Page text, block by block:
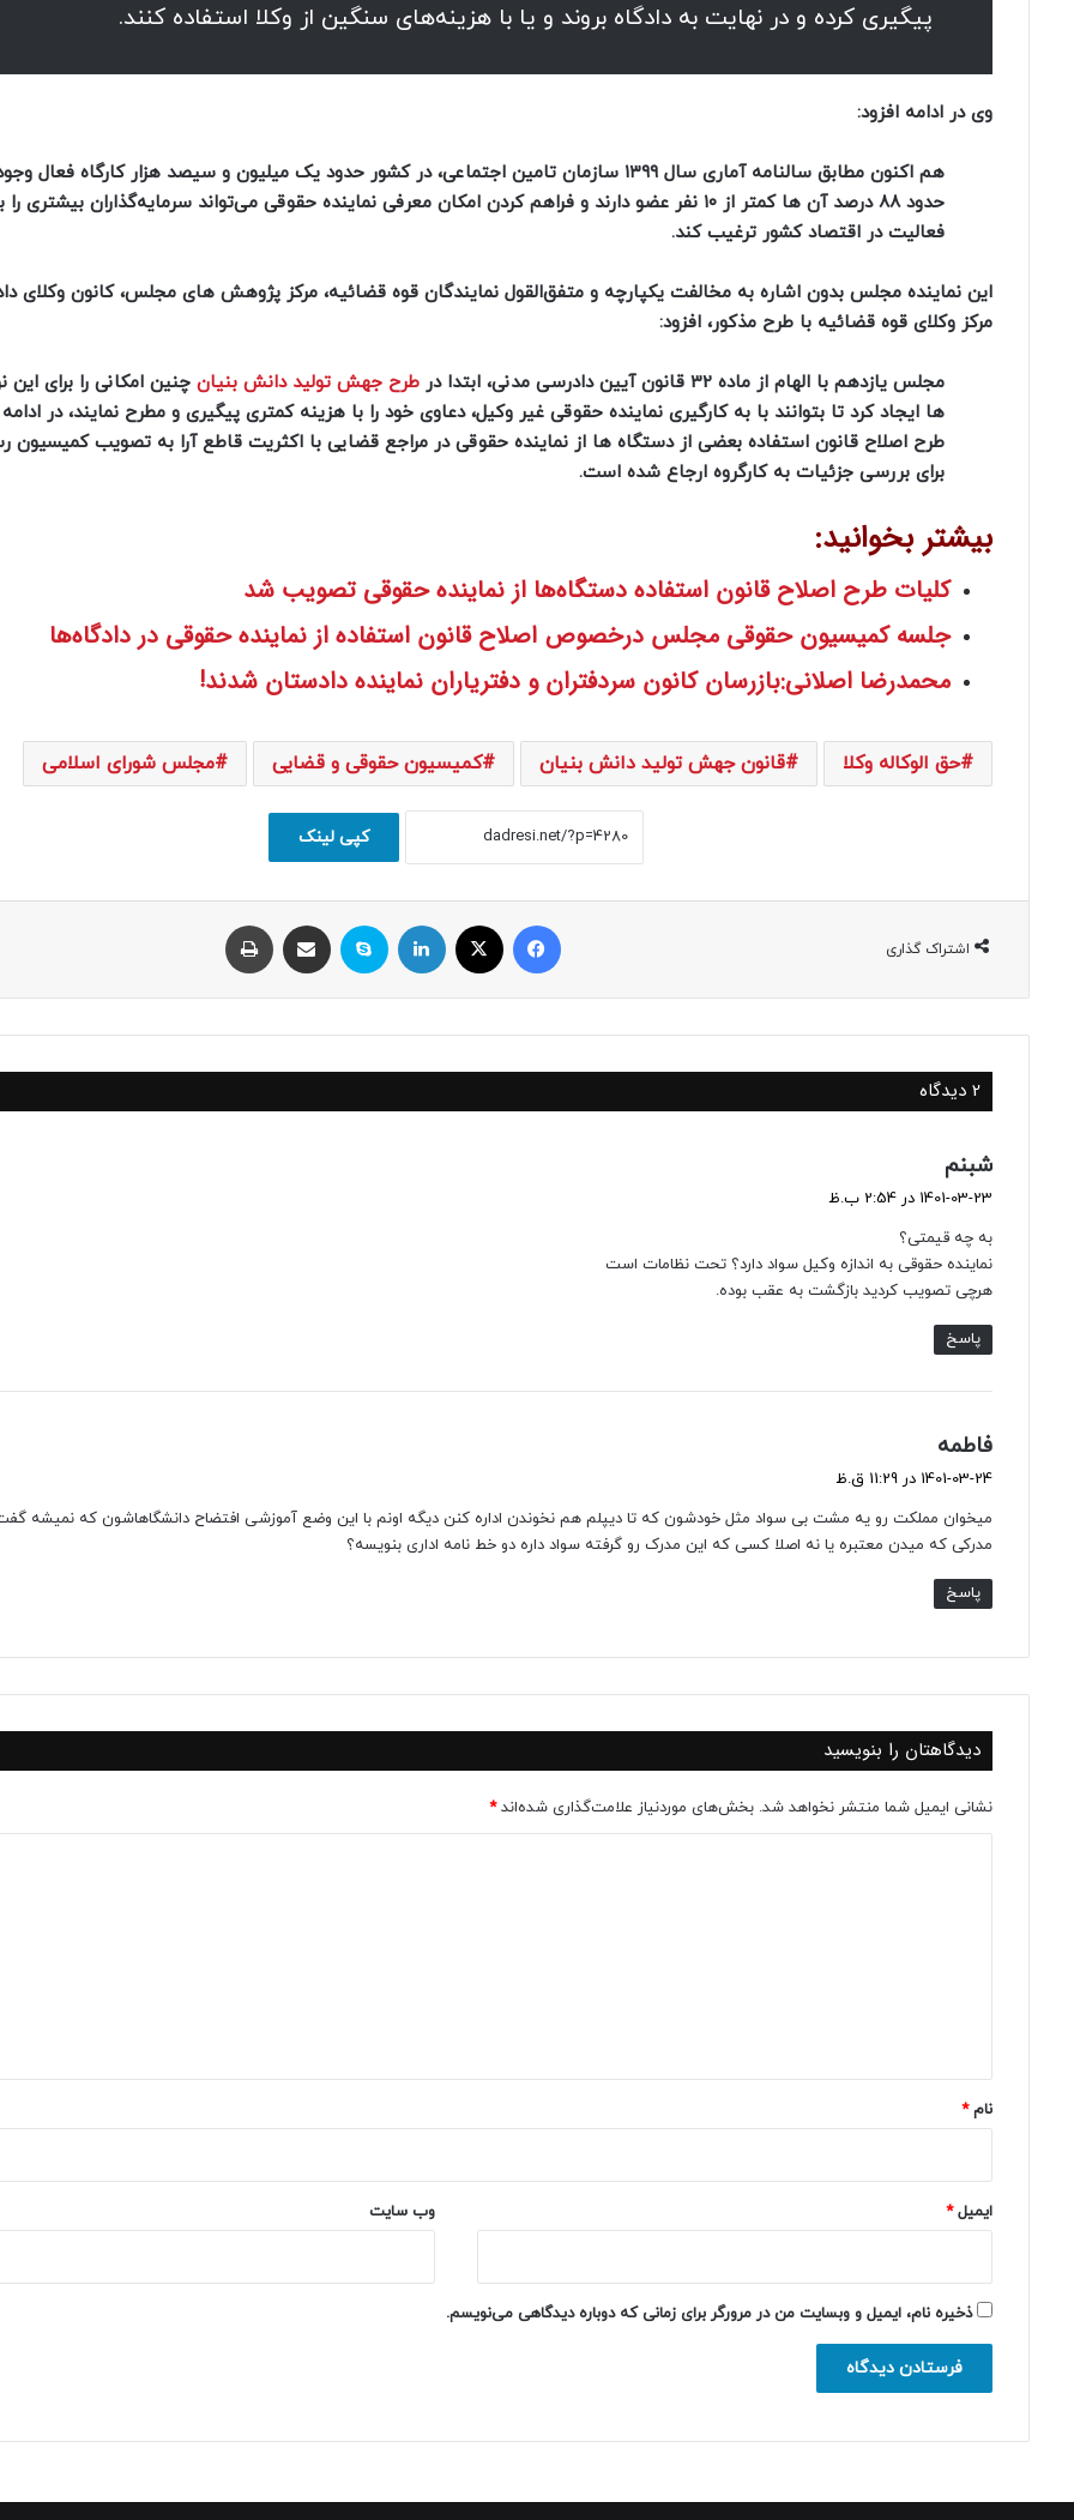
پیگیری کرده و در نهایت به دادگاه بروند و یا با هزینه‌های سنگین از وکلا استفاده کنند.
وی در ادامه افزود:
هم اکنون مطابق سالنامه آماری سال ۱۳۹۹ سازمان تامین اجتماعی، در کشور حدود یک میلیون و سیصد هزار کارگاه فعال
حدود ۸۸ درصد آن‌ ها کمتر از ۱۰ نفر عضو دارند و فراهم کردن امکان معرفی نماینده حقوقی می‌تواند سرمایه‌گذاران بیشتری را
فعالیت در اقتصاد کشور ترغیب کند.
این نماینده مجلس بدون اشاره به مخالفت یکپارچه و متفق‌القول نمایندگان قوه قضائیه، مرکز پژوهش‌ های مجلس، کانون وکلای
مرکز وکلای قوه قضائیه با طرح مذکور، افزود:
مجلس یازدهم با الهام از ماده 32 قانون آیین دادرسی مدنی، ابتدا در طرح جهش تولید دانش‌ بنیان چنین امکانی را برای
ها ایجاد کرد تا بتوانند با به کارگیری نماینده حقوقی غیر وکیل، دعاوی خود را با هزینه کمتری پیگیری و مطرح نمایند، در
طرح اصلاح قانون استفاده بعضی از دستگاه‌ ها از نماینده حقوقی در مراجع قضایی با اکثریت قاطع آرا به تصویب کمیسیون
برای بررسی جزئیات به کارگروه ارجاع شده است.
بیشتر بخوانید:
کلیات طرح اصلاح قانون استفاده دستگاه‌ها از نماینده حقوقی تصویب شد
جلسه کمیسیون حقوقی مجلس درخصوص اصلاح قانون استفاده از نماینده حقوقی در دادگاه‌ها
محمدرضا اصلانی:بازرسان کانون سردفتران و دفتریاران نماینده دادستان شدند!
حق الوکاله وکلا قانون جهش تولید دانش بنیان کمیسیون حقوقی و قضایی مجلس شورای اسلامی
کپی لینک
اشتراک گذاری
فیسبوک ایکس لینکداین اسکایپ اشتراک با ایمیل
2 دیدگاه
شبنم
ف
:
1401-03-23 در 2:54 ب.ظ
به چه قیمتی؟
نماینده حقوقی به اندازه وکیل سواد دارد؟ تحت نظامات است
هرچی تصویب کردید بازگشت به عقب بوده.
پاسخ
فاطمه
ف
:
1401-03-24 در 11:29 ق.ظ
میخوان مملکت رو یه مشت بی سواد مثل خودشون که تا دیپلم هم نخوندن اداره کنن دیگه اونم با این وضع آموزشی افتضاح دانشگاهاشون که نمیشه گفت
مدرکی که میدن معتبره یا نه اصلا کسی که این مدرک رو گرفته سواد داره دو خط نامه اداری بنویسه؟
پاسخ
دیدگاهتان را بنویسید
نشانی ایمیل شما منتشر نخواهد شد. بخش‌های موردنیاز علامت‌گذاری شده‌اند*
نام*
ایمیل* وب‌ سایت
ذخیره نام، ایمیل و وبسایت من در مرورگر برای زمانی که دوباره دیدگاهی می‌نویسم.